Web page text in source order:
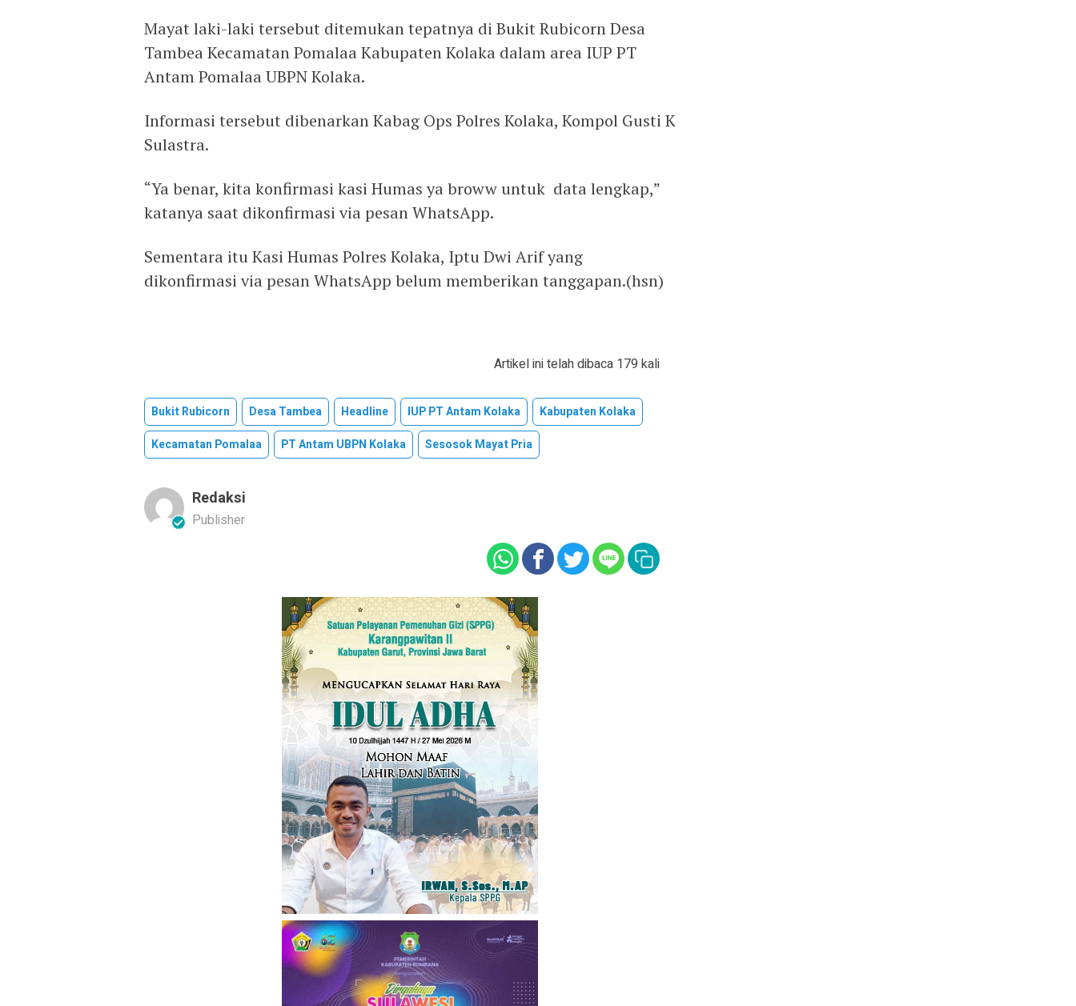
Mayat laki-laki tersebut ditemukan tepatnya di Bukit Rubicorn Desa
Tambea Kecamatan Pomalaa Kabupaten Kolaka dalam area IUP PT
Antam Pomalaa UBPN Kolaka.
Informasi tersebut dibenarkan Kabag Ops Polres Kolaka, Kompol Gusti K
Sulastra.
“Ya benar, kita konfirmasi kasi Humas ya broww untuk data lengkap,”
katanya saat dikonfirmasi via pesan WhatsApp.
Sementara itu Kasi Humas Polres Kolaka, Iptu Dwi Arif yang
dikonfirmasi via pesan WhatsApp belum memberikan tanggapan.(hsn)
Artikel ini telah dibaca 179 kali
Bukit Rubicorn Desa Tambea Headline IUP PT Antam Kolaka
Kabupaten Kolaka
Kecamatan Pomalaa
PT Antam UBPN Kolaka Sesosok Mayat Pria
Redaksi
Publisher